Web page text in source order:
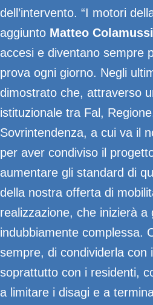
dell’intervento. “I motori
aggiunto Matteo
accesi e diventano sempre
prova ogni giorno. Negli
dimostrato che, attraverso
istituzionale tra Fal,
Sovrintendenza, a cui va il
per aver condiviso il
aumentare gli standard di
della nostra offerta di
realizzazione, che inizierà a
indubbiamente complessa.
sempre, di condividerla con
soprattutto con i residenti,
a limitare i disagi e a